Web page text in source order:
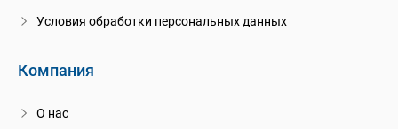
Условия обработки персональных данных
Компания
О нас